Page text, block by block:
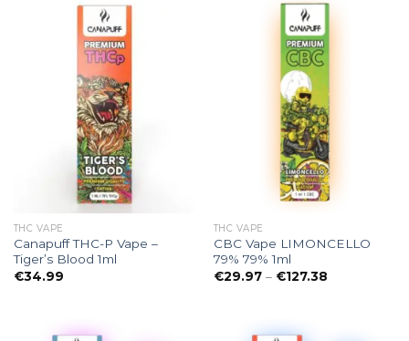
THC VAPE
Canapuff THC-P Vape –
Tiger’s Blood 1ml
€34.99
THC VAPE
CBC Vape LIMONCELLO
79% 79% 1ml
€29.97 – €127.38Preisspanne: